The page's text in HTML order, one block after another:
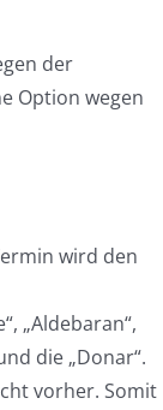
der
Option wegen
wird den
„Aldebaran“,
die „Donar“.
vorher. Somit